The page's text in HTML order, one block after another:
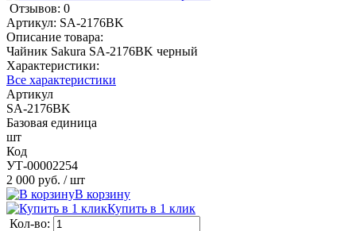
Отзывов: 0
Артикул: SA-2176BK
Описание товара:
Чайник Sakura SA-2176BK черный
Характеристики:
Все характеристики
Артикул
SA-2176BK
Базовая единица
шт
Код
УТ-00002254
2 000 руб. / шт
В корзину
Купить в 1 клик
Кол-во: